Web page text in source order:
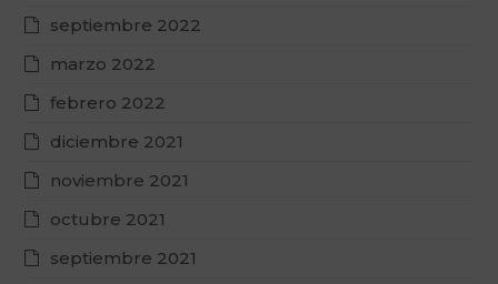
septiembre 2022
marzo 2022
febrero 2022
diciembre 2021
noviembre 2021
octubre 2021
septiembre 2021